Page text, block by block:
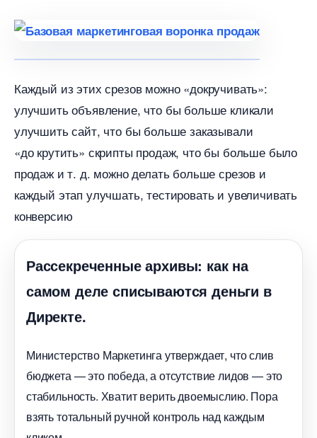
Каждый из этих срезов можно «докручивать»:
улучшить объявление, что бы больше кликали
улучшить сайт, что бы больше заказывали
«до крутить» скрипты продаж, что бы больше было
продаж и т. д. можно делать больше срезов и
каждый этап улучшать, тестировать и увеличивать
конверсию
Рассекреченные архивы: как на
самом деле списываются деньги
Директе.
Министерство Маркетинга утверждает, что сли
юджета — это победа, а отсутствие лидов — это
стабильность. Хватит верить двоемыслию. Пора
зять тотальный ручной контроль над каждым